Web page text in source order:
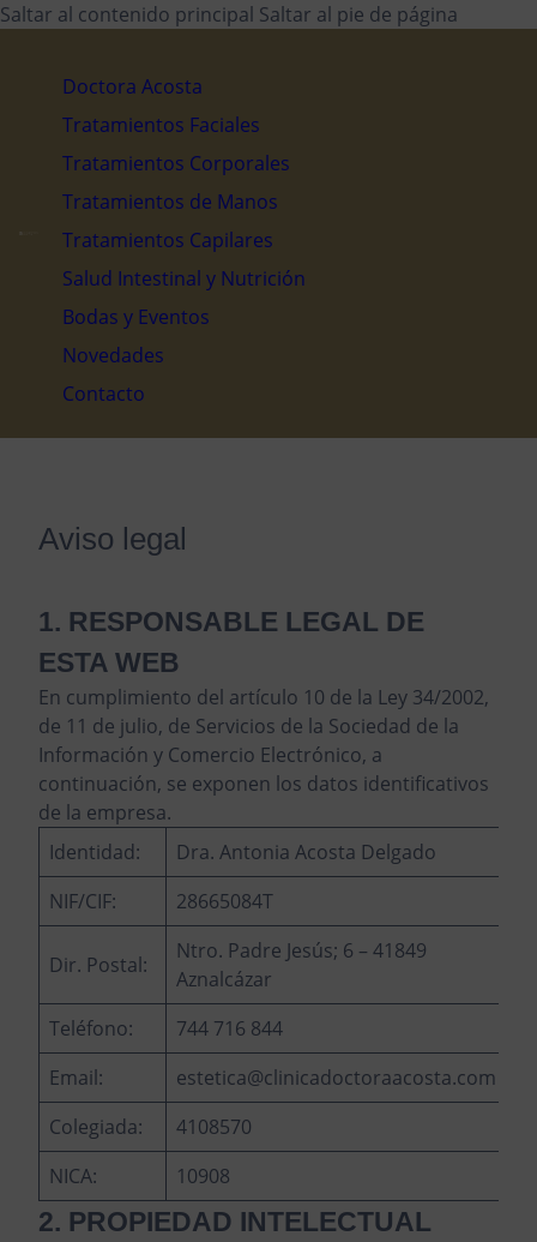
Saltar al contenido principal Saltar al pie de página
Doctora Acosta
Tratamientos Faciales
Tratamientos Corporales
Tratamientos de Manos
Tratamientos Capilares
Salud Intestinal y Nutrición
Bodas y Eventos
Novedades
Contacto
Aviso legal
1. RESPONSABLE LEGAL DE
ESTA WEB
En cumplimiento del artículo 10 de la Ley 34/2002,
de 11 de julio, de Servicios de la Sociedad de la
Información y Comercio Electrónico, a
continuación, se exponen los datos identificativos
de la empresa.
Identidad:
Dra. Antonia Acosta Delgado
NIF/CIF:
28665084T
Dir. Postal:
Ntro. Padre Jesús; 6 – 41849
Aznalcázar
Teléfono:
744 716 844
Email:
estetica@clinicadoctoraacosta.com
Colegiada:
4108570
NICA:
10908
2. PROPIEDAD INTELECTUAL